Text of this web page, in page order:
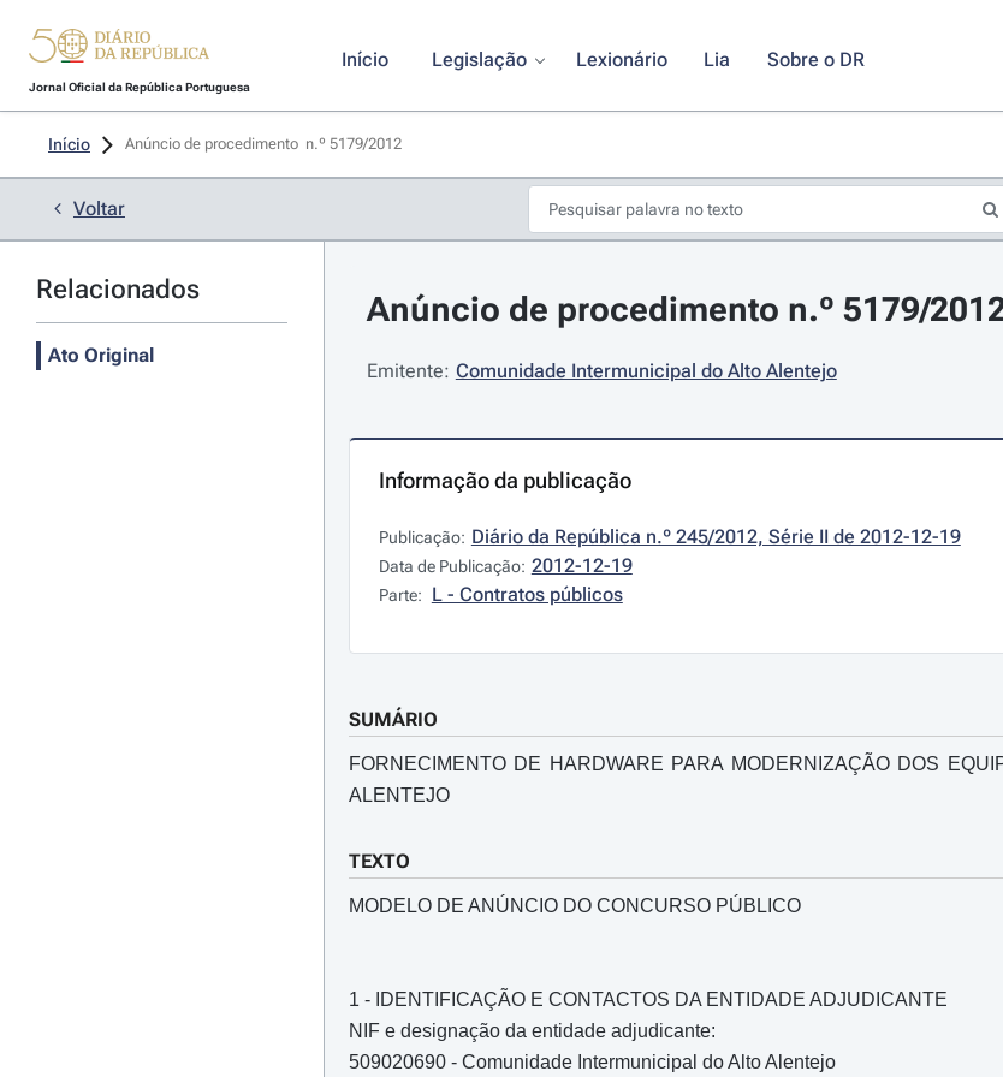
Jornal Oficial da República Portuguesa
Início Legislação Lexionário Lia Sobre o DR
Início Anúncio de procedimento  n.º 5179/2012
Voltar
Relacionados
Ato Original
Anúncio de procedimento n.º 5179/
Emitente: Comunidade Intermunicipal do Alto Alentejo
Informação da publicação
Publicação: Diário da República n.º 245/2012, Série II de 2012-12-19
Data de Publicação: 2012-12-19
Parte: L - Contratos públicos
SUMÁRIO
FORNECIMENTO DE HARDWARE PARA MODERNIZAÇÃO DOS
ALENTEJO
TEXTO
MODELO DE ANÚNCIO DO CONCURSO PÚBLICO
1 - IDENTIFICAÇÃO E CONTACTOS DA ENTIDADE ADJUDICANTE
NIF e designação da entidade adjudicante:
509020690 - Comunidade Intermunicipal do Alto Alentejo